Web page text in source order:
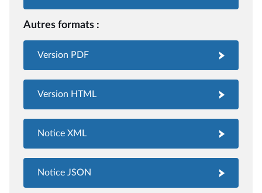
Autres formats :
Version PDF
Version HTML
Notice XML
Notice JSON